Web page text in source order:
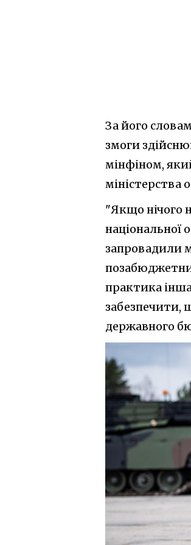
За його
змоги
мінфіном,
міністерства
"Якщо нічого
національної
запровадили
практика
забезпечити,
державного